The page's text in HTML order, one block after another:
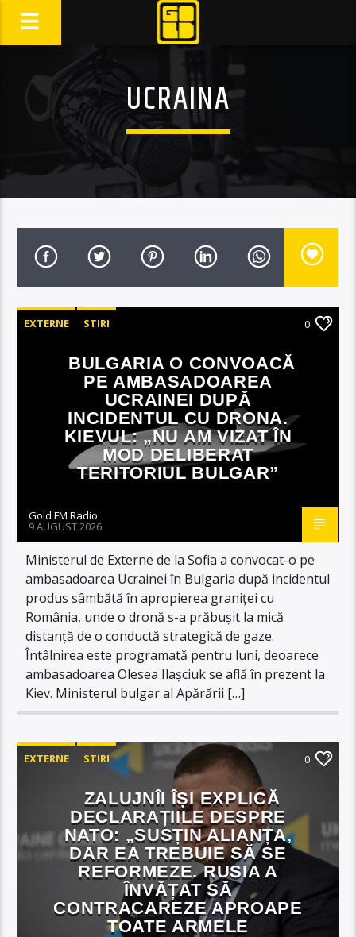
UCRAINA
EXTERNE STIRI 0
BULGARIA O CONVOACĂ
PE AMBASADOAREA
UCRAINEI DUPĂ
INCIDENTUL CU DRONA.
KIEVUL: „NU AM VIZAT ÎN
MOD DELIBERAT
TERITORIUL BULGAR”
Gold FM Radio
9 AUGUST 2026
Ministerul de Externe de la Sofia a convocat-o pe
ambasadoarea Ucrainei în Bulgaria după incidentul
produs sâmbătă în apropierea graniței cu
România, unde o dronă s-a prăbușit la mică
distanță de o conductă strategică de gaze.
Întâlnirea este programată pentru luni, deoarece
ambasadoarea Olesea Ilașciuk se află în prezent la
Kiev. Ministerul bulgar al Apărării […]
EXTERNE STIRI 0
ZALUJNÎI ÎȘI EXPLICĂ
DECLARAȚIILE DESPRE
NATO: „SUSȚIN ALIANȚA,
DAR EA TREBUIE SĂ SE
REFORMEZE. RUSIA A
ÎNVĂȚAT SĂ
CONTRACAREZE APROAPE
TOATE ARMELE